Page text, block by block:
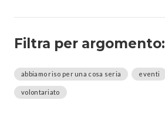
Filtra per argomento:
abbiamo riso per una cosa seria eventi
volontariato